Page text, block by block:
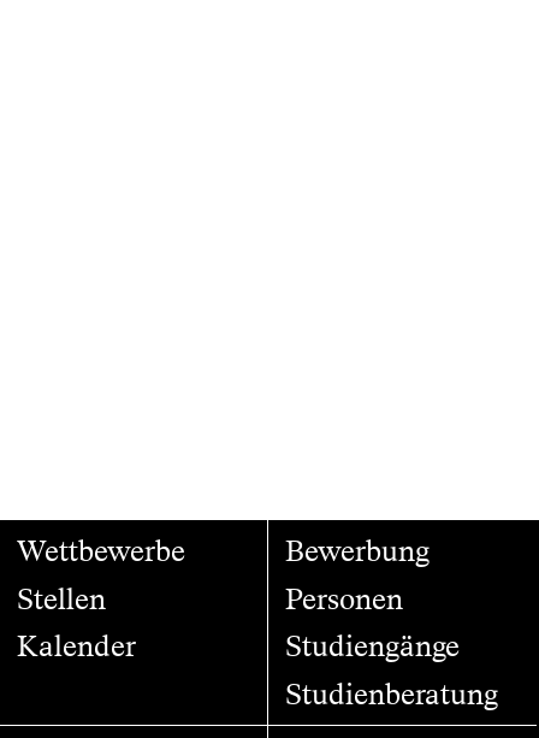
Wettbewerbe
Stellen
Kalender
Bewerbung
Personen
Studiengänge
Studienberatung